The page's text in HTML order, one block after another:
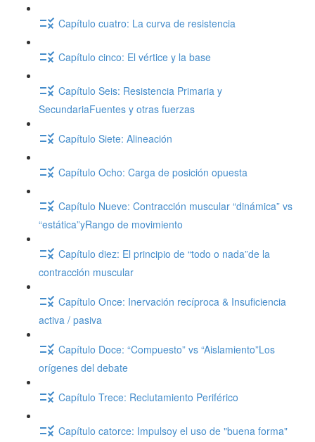
Capítulo cuatro: La curva de resistencia
Capítulo cinco: El vértice y la base
Capítulo Seis: Resistencia Primaria y
SecundariaFuentes y otras fuerzas
Capítulo Siete: Alineación
Capítulo Ocho: Carga de posición opuesta
Capítulo Nueve: Contracción muscular “dinámica” vs
“estática”yRango de movimiento
Capítulo diez: El principio de “todo o nada”de la
contracción muscular
Capítulo Once: Inervación recíproca & Insuficiencia
activa / pasiva
Capítulo Doce: “Compuesto” vs “Aislamiento”Los
orígenes del debate
Capítulo Trece: Reclutamiento Periférico
Capítulo catorce: Impulsoy el uso de "buena forma"